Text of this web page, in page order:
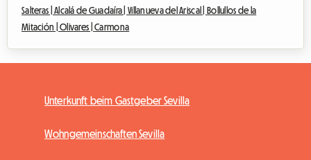
Salteras |Alcalá de Guadaíra | Villanueva del Ariscal |
Bollullos de la
Mitación |Olivares |Carmona
Unterkunft beim Gastgeber Sevilla
Wohngemeinschaften Sevilla